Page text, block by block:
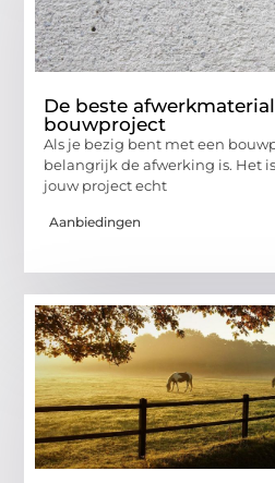
De beste
bouwproject
Als je bezig bent met een
belangrijk de afwerking is. Het
jouw project echt
Aanbiedingen